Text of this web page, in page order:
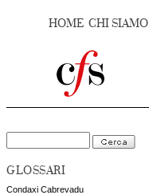
HOME CHI SIAMO
GLOSSARI
Condaxi Cabrevadu